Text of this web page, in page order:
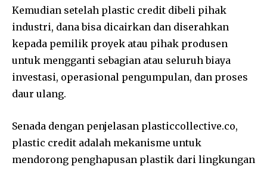
Kemudian setelah plastic credit dibeli pihak
industri, dana bisa dicairkan dan diserahkan
kepada pemilik proyek atau pihak produsen
untuk mengganti sebagian atau seluruh biaya
investasi, operasional pengumpulan, dan proses
daur ulang.
Senada dengan penjelasan plasticcollective.co,
plastic credit adalah mekanisme untuk
mendorong penghapusan plastik dari lingkungan